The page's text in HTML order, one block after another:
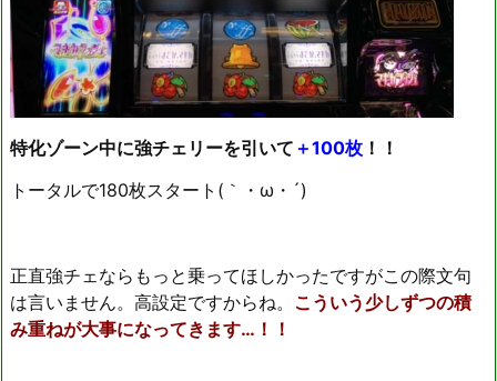
特化ゾーン中に強チェリーを引いて ＋100枚 ！！
トータルで180枚スタート(｀・ω・´)ゞ
正直強チェならもっと乗ってほしかったですがこの際文句
は言いません。高設定ですからね。 こういう少しずつの積
み重ねが大事になってきます…！！